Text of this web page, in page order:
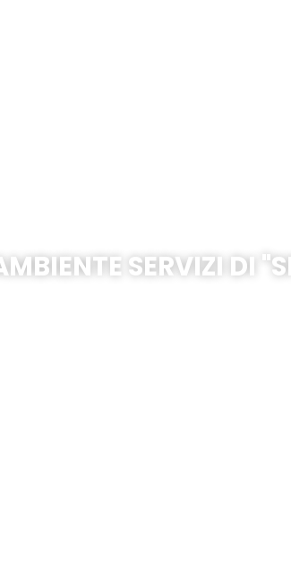
SERVIZI DI